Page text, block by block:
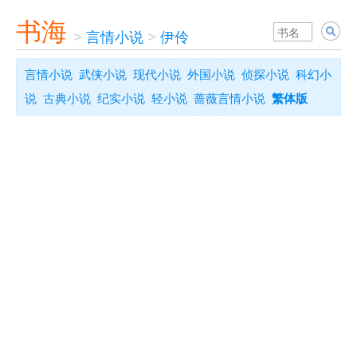
书海 > 言情小说 > 伊伶
言情小说 武侠小说 现代小说 外国小说 侦探小说 科幻小
说 古典小说 纪实小说 轻小说 蔷薇言情小说 繁体版